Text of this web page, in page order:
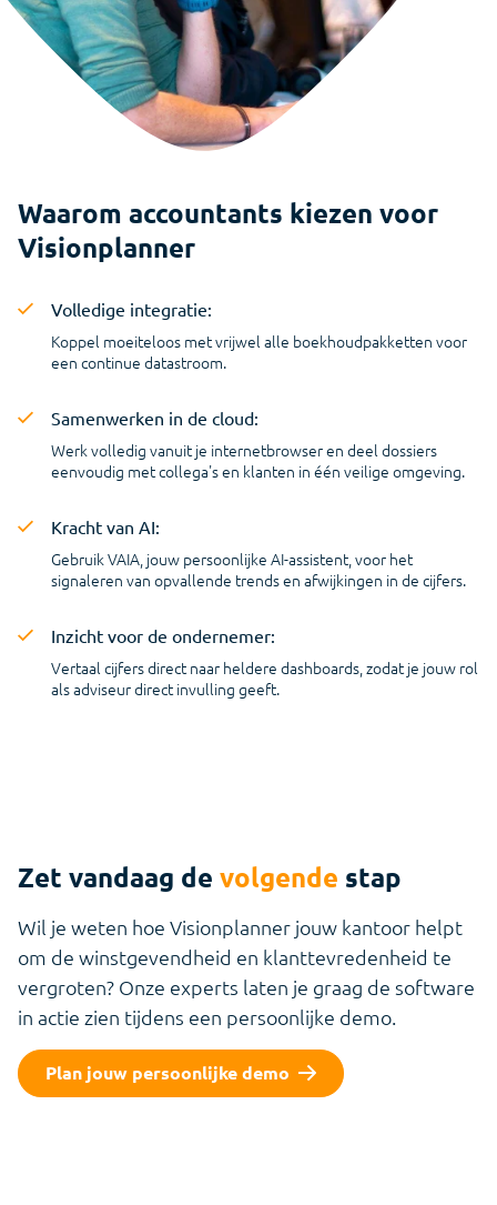
Waarom accountants kiezen voor
Visionplanner
Volledige integratie:
Koppel moeiteloos met vrijwel alle boekhoudpakketten voor
een continue datastroom.
Samenwerken in de cloud:
Werk volledig vanuit je internetbrowser en deel dossiers
eenvoudig met collega's en klanten in één veilige omgeving.
Kracht van AI:
Gebruik VAIA, jouw persoonlijke AI-assistent, voor het
signaleren van opvallende trends en afwijkingen in de cijfers.
Inzicht voor de ondernemer:
Vertaal cijfers direct naar heldere dashboards, zodat je jouw rol
als adviseur direct invulling geeft.
Zet vandaag de volgende stap
Wil je weten hoe Visionplanner jouw kantoor helpt
om de winstgevendheid en klanttevredenheid te
vergroten? Onze experts laten je graag de software
in actie zien tijdens een persoonlijke demo.
Plan jouw persoonlijke demo